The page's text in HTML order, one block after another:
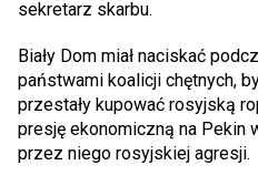
sekretarz skarbu.
Biały Dom miał naciskać
państwami koalicji chętnych,
przestały kupować rosyjską
presję ekonomiczną na Pekin
przez niego rosyjskiej agresji.